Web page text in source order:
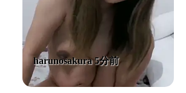
harunosakura 5分前